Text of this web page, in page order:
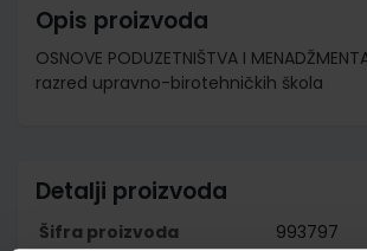
Opis proizvoda
OSNOVE PODUZETNIŠTVA I
razred upravno-birotehničkih škola
Detalji proizvoda
Šifra proizvoda
993797